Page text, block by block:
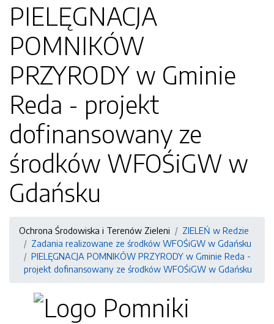
PIELĘGNACJA
POMNIKÓW
PRZYRODY w Gminie
Reda - projekt
dofinansowany ze
środków WFOŚiGW w
Gdańsku
Ochrona Środowiska i Terenów Zieleni
ZIELEŃ w Redzie
Zadania realizowane ze środków WFOŚiGW w Gdańsku
PIELĘGNACJA POMNIKÓW PRZYRODY w Gminie Reda -
projekt dofinansowany ze środków WFOŚiGW w Gdańsku